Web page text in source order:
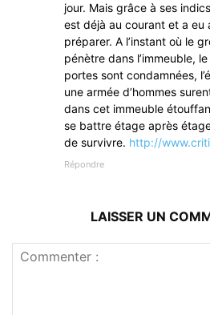
jour. Mais grâce à ses
est déjà au courant et a eu
préparer. A l’instant où le
pénètre dans l’immeuble,
portes sont condamnées,
une armée d’hommes
dans cet immeuble
se battre étage après
de survivre. http://
Répondre
LAISSER UN